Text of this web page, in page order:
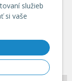
služieb
si vaše